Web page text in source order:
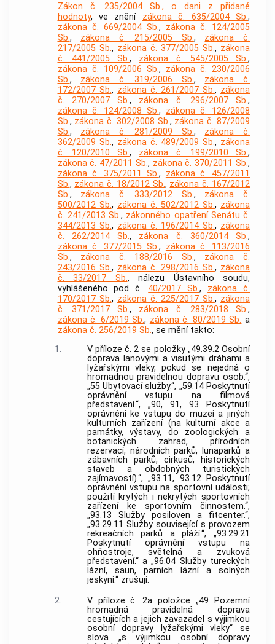
Zákon č. 235/2004 Sb., o dani z přidané
hodnoty, ve znění zákona č. 635/2004 Sb.,
zákona č. 669/2004 Sb., zákona č. 124/2005
Sb., zákona č. 215/2005 Sb., zákona č.
217/2005 Sb., zákona č. 377/2005 Sb., zákona
č. 441/2005 Sb., zákona č. 545/2005 Sb.,
zákona č. 109/2006 Sb., zákona č. 230/2006
Sb., zákona č. 319/2006 Sb., zákona č.
172/2007 Sb., zákona č. 261/2007 Sb., zákona
č. 270/2007 Sb., zákona č. 296/2007 Sb.,
zákona č. 124/2008 Sb., zákona č. 126/2008
Sb., zákona č. 302/2008 Sb., zákona č. 87/2009
Sb., zákona č. 281/2009 Sb., zákona č.
362/2009 Sb., zákona č. 489/2009 Sb., zákona
č. 120/2010 Sb., zákona č. 199/2010 Sb.,
zákona č. 47/2011 Sb., zákona č. 370/2011 Sb.,
zákona č. 375/2011 Sb., zákona č. 457/2011
Sb., zákona č. 18/2012 Sb., zákona č. 167/2012
Sb., zákona č. 333/2012 Sb., zákona č.
500/2012 Sb., zákona č. 502/2012 Sb., zákona
č. 241/2013 Sb., zákonného opatření Senátu č.
344/2013 Sb., zákona č. 196/2014 Sb., zákona
č. 262/2014 Sb., zákona č. 360/2014 Sb.,
zákona č. 377/2015 Sb., zákona č. 113/2016
Sb., zákona č. 188/2016 Sb., zákona č.
243/2016 Sb., zákona č. 298/2016 Sb., zákona
č. 33/2017 Sb., nálezu Ústavního soudu,
vyhlášeného pod č. 40/2017 Sb., zákona č.
170/2017 Sb., zákona č. 225/2017 Sb., zákona
č. 371/2017 Sb., zákona č. 283/2018 Sb.,
zákona č. 6/2019 Sb., zákona č. 80/2019 Sb. a
zákona č. 256/2019 Sb., se mění takto:
1.
V příloze č. 2 se položky „49.39.2 Osobní
doprava lanovými a visutými dráhami a
lyžařskými vleky, pokud se nejedná o
hromadnou pravidelnou dopravu osob.“,
„55 Ubytovací služby.“, „59.14 Poskytnutí
oprávnění vstupu na filmová
představení.“, „90, 91, 93 Poskytnutí
oprávnění ke vstupu do muzeí a jiných
kulturních zařízení (na kulturní akce a
památky, výstavy, do zoologických a
botanických zahrad, přírodních
rezervací, národních parků, lunaparků a
zábavních parků, cirkusů, historických
staveb a obdobných turistických
zajímavostí).“, „93.11, 93.12 Poskytnutí
oprávnění vstupu na sportovní události;
použití krytých i nekrytých sportovních
zařízení ke sportovním činnostem.“,
„93.13 Služby posiloven a fitcenter.“,
„93.29.11 Služby související s provozem
rekreačních parků a pláží.“, „93.29.21
Poskytnutí oprávnění vstupu na
ohňostroje, světelná a zvuková
představení.“ a „96.04 Služby tureckých
lázní, saun, parních lázní a solných
jeskyní.“ zrušují.
2.
V příloze č. 2a položce „49 Pozemní
hromadná pravidelná doprava
cestujících a jejich zavazadel s výjimkou
osobní dopravy lyžařskými vleky“ se
slova „s výjimkou osobní dopravy